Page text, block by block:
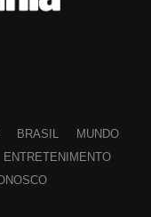
BRASIL
MUNDO
ENTRETENIMENTO